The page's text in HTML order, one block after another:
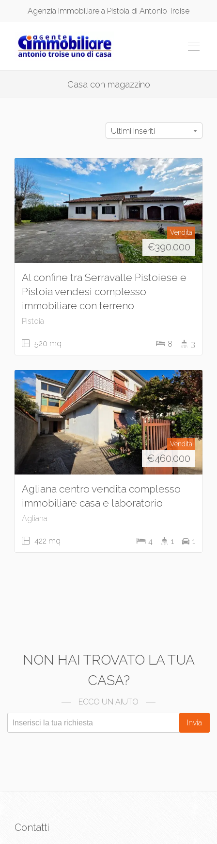
Agenzia Immobiliare a Pistoia di Antonio Troise
Casa con magazzino
Ultimi inseriti
Vendita
€390.000
Al confine tra Serravalle Pistoiese e
Pistoia vendesi complesso
immobiliare con terreno
Pistoia
520 mq 8 3
Vendita
€460.000
Agliana centro vendita complesso
immobiliare casa e laboratorio
Agliana
422 mq 4 1 1
NON HAI TROVATO LA TUA
CASA?
ECCO UN AIUTO
Invia
Contatti